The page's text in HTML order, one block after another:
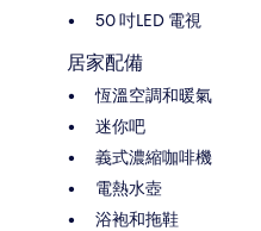
50 吋LED 電視
居家配備
恆溫空調和暖氣
迷你吧
義式濃縮咖啡機
電熱水壺
浴袍和拖鞋